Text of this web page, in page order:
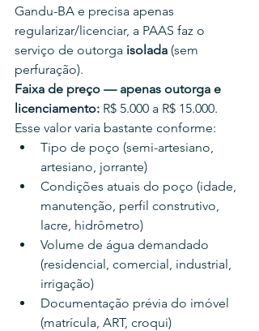
Gandu-BA e precisa apenas
regularizar/licenciar, a PAAS faz o
serviço de outorga isolada (sem
perfuração).
Faixa de preço — apenas outorga e
licenciamento: R$ 5.000 a R$ 15.000.
Esse valor varia bastante conforme:
Tipo de poço (semi-artesiano,
artesiano, jorrante)
Condições atuais do poço (idade,
manutenção, perfil construtivo,
lacre, hidrômetro)
Volume de água demandado
(residencial, comercial, industrial,
irrigação)
Documentação prévia do imóvel
(matrícula, ART, croqui)